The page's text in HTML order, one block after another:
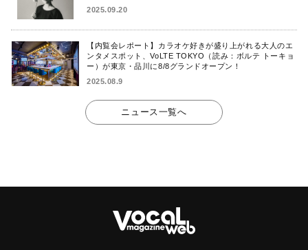
2025.09.20
【内覧会レポート】カラオケ好きが盛り上がれる大人のエ
ンタメスポット、VoLTE TOKYO（読み：ボルテ トーキョ
ー）が東京・品川に8/8グランドオープン！
2025.08.9
ニュース一覧へ